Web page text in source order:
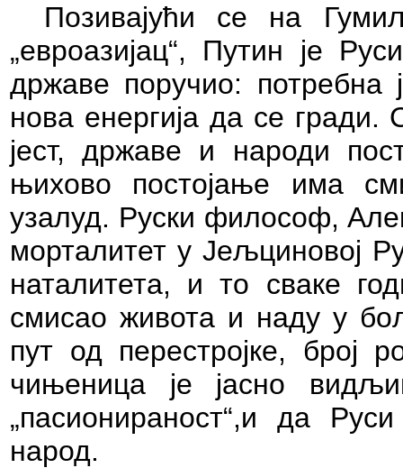
Позивајући се на
„евроазијац“, Путин је
државе поручио:
нова енергија да се
јест, државе и народи
њихово постојање има
узалуд. Руски философ,
морталитет у Јељциновој
наталитета,
и то сваке
смисао живота и наду у
пут од перестројке, број
чињеница је јасно
„пасионираност“,и да
народ.